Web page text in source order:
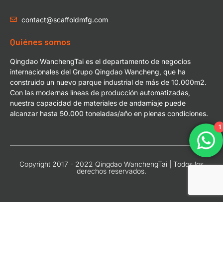
contact@scaffoldmfg.com
Quiénes somos
Qingdao WanchengTai es el departamento de negocios
internacionales del Grupo Qingdao Wancheng, que ha
construido un nuevo parque industrial de más de 10.000m2.
Con las modernas líneas de producción automatizadas,
nuestra capacidad de materiales de andamiaje puede
alcanzar hasta 50.000 toneladas/año en plenas condiciones.
Copyright 2017 - 2022 Qingdao WanchengTai | Todos los
derechos reservados.
1